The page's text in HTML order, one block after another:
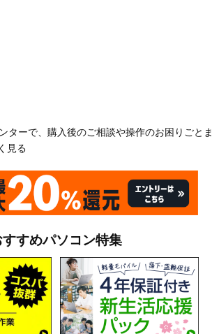
ターで、購入後のご相談や操作のお困りごと
見る
すすめパソコン特集